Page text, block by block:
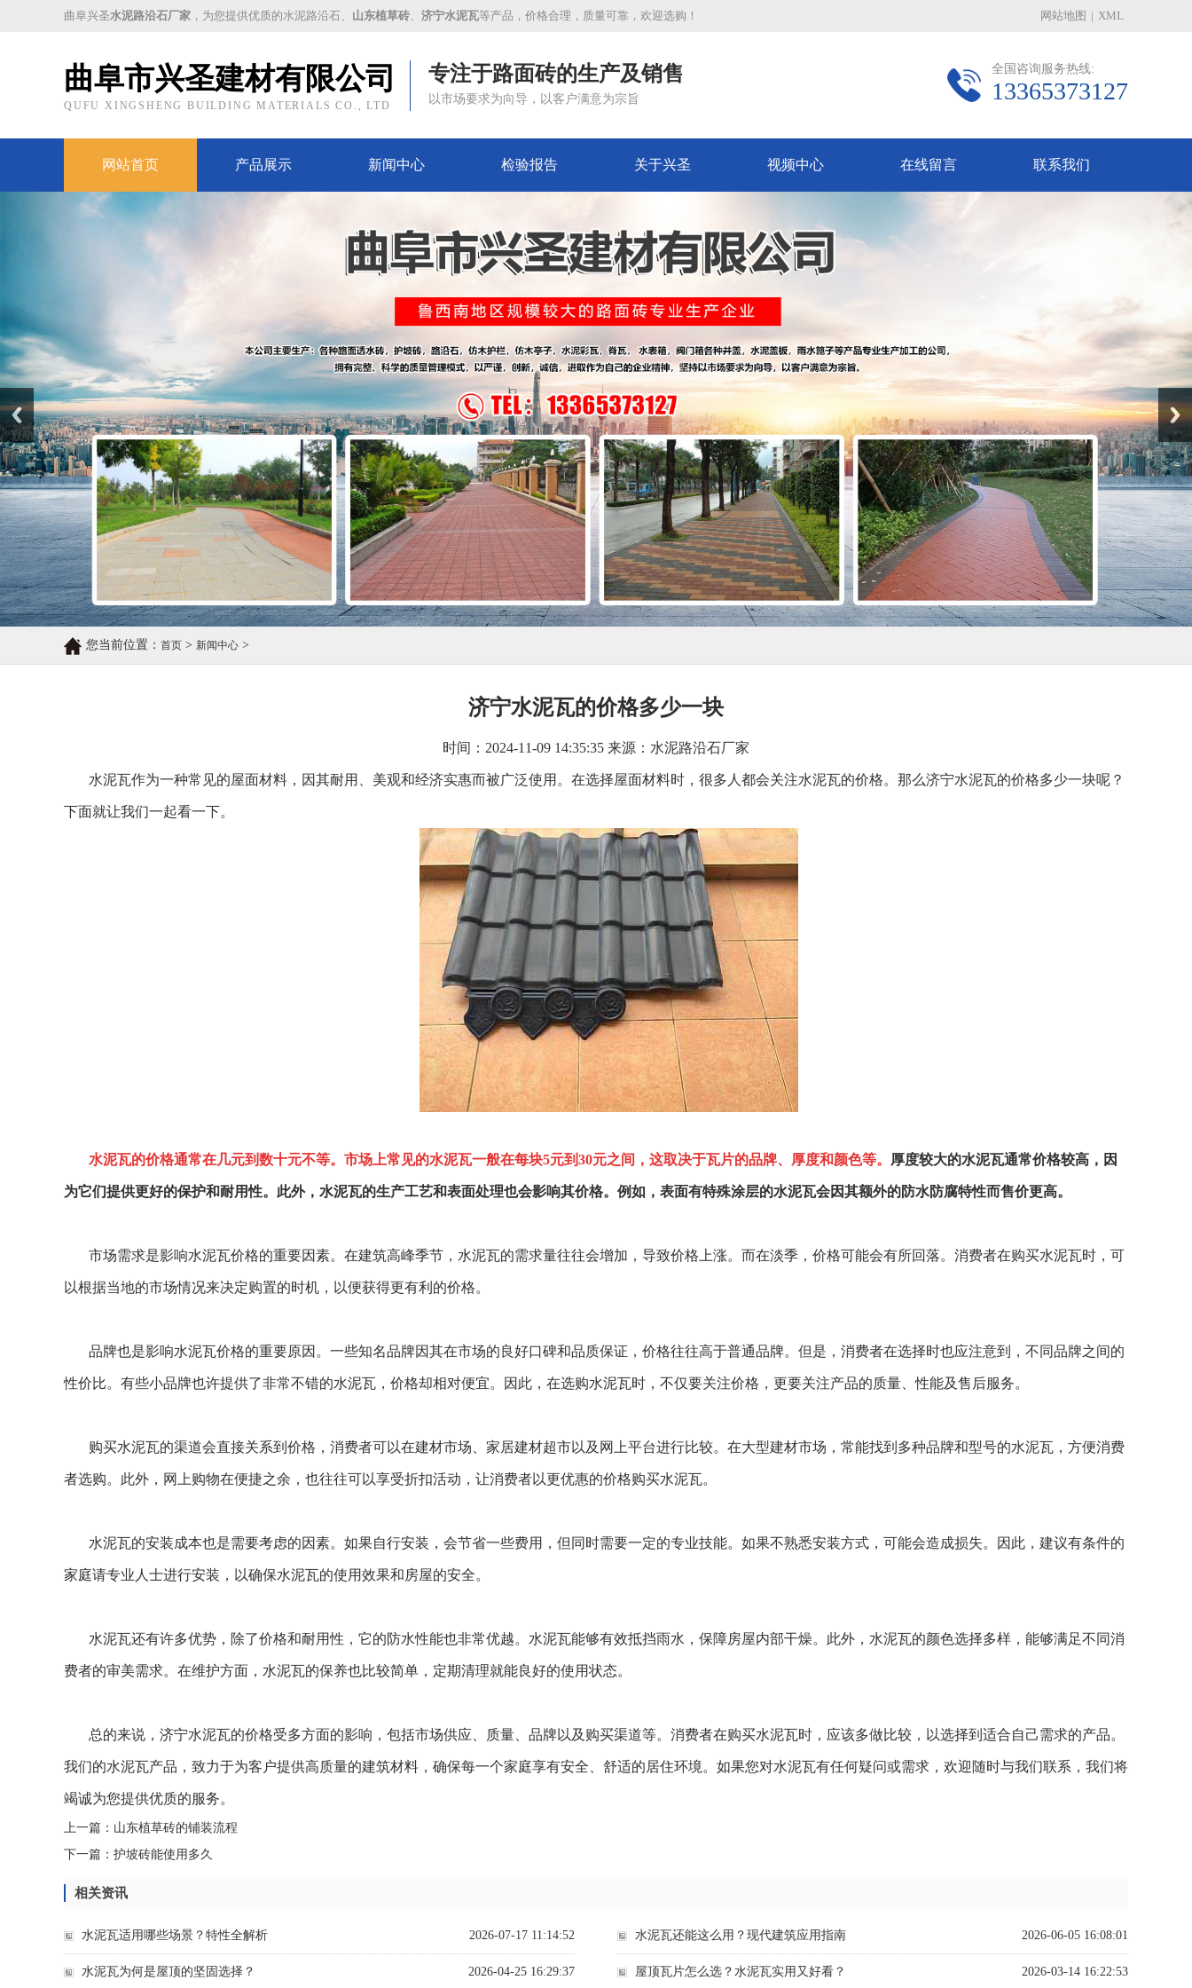
曲阜兴圣水泥路沿石厂家 ，为您提供优质的水泥路沿石、 山东植草砖、 济宁水泥瓦等产品，价格合理，质量可靠，欢迎选购！ 网站地图 | XML
曲阜市兴圣建材有限公司
QUFU XINGSHENG BUILDING MATERIALS CO., LTD
专注于路面砖的生产及销售
以市场要求为向导，以客户满意为宗旨
全国咨询服务热线:
13365373127
网站首页 产品展示 新闻中心 检验报告 关于兴圣 视频中心 在线留言 联系我们
Prev
您当前位置： 首页 > 新闻中心 >
济宁水泥瓦的价格多少一块
时间：2024-11-09 14:35:35 来源：水泥路沿石厂家
水泥瓦作为一种常见的屋面材料，因其耐用、美观和经济实惠而被广泛使用。在选择屋面材料时，很多人都会关注水泥瓦的价格。那么济宁水泥瓦的价格多少一块呢？
下面就让我们一起看一下。
水泥瓦的价格通常在几元到数十元不等。市场上常见的水泥瓦一般在每块5元到30元之间，这取决于瓦片的品牌、厚度和颜色等。 厚度较大的水泥瓦通常价格较高，因
为它们提供更好的保护和耐用性。此外，水泥瓦的生产工艺和表面处理也会影响其价格。例如，表面有特殊涂层的水泥瓦会因其额外的防水防腐特性而售价更高。
市场需求是影响水泥瓦价格的重要因素。在建筑高峰季节，水泥瓦的需求量往往会增加，导致价格上涨。而在淡季，价格可能会有所回落。消费者在购买水泥瓦时，可
以根据当地的市场情况来决定购置的时机，以便获得更有利的价格。
品牌也是影响水泥瓦价格的重要原因。一些知名品牌因其在市场的良好口碑和品质保证，价格往往高于普通品牌。但是，消费者在选择时也应注意到，不同品牌之间的
性价比。有些小品牌也许提供了非常不错的水泥瓦，价格却相对便宜。因此，在选购水泥瓦时，不仅要关注价格，更要关注产品的质量、性能及售后服务。
购买水泥瓦的渠道会直接关系到价格，消费者可以在建材市场、家居建材超市以及网上平台进行比较。在大型建材市场，常能找到多种品牌和型号的水泥瓦，方便消费
者选购。此外，网上购物在便捷之余，也往往可以享受折扣活动，让消费者以更优惠的价格购买水泥瓦。
水泥瓦的安装成本也是需要考虑的因素。如果自行安装，会节省一些费用，但同时需要一定的专业技能。如果不熟悉安装方式，可能会造成损失。因此，建议有条件的
家庭请专业人士进行安装，以确保水泥瓦的使用效果和房屋的安全。
水泥瓦还有许多优势，除了价格和耐用性，它的防水性能也非常优越。水泥瓦能够有效抵挡雨水，保障房屋内部干燥。此外，水泥瓦的颜色选择多样，能够满足不同消
费者的审美需求。在维护方面，水泥瓦的保养也比较简单，定期清理就能良好的使用状态。
总的来说，济宁水泥瓦的价格受多方面的影响，包括市场供应、质量、品牌以及购买渠道等。消费者在购买水泥瓦时，应该多做比较，以选择到适合自己需求的产品。
我们的水泥瓦产品，致力于为客户提供高质量的建筑材料，确保每一个家庭享有安全、舒适的居住环境。如果您对水泥瓦有任何疑问或需求，欢迎随时与我们联系，我们将
竭诚为您提供优质的服务。
上一篇： 山东植草砖的铺装流程
下一篇： 护坡砖能使用多久
相关资讯
2026-07-17 11:14:52
水泥瓦适用哪些场景？特性全解析 2026-06-05 16:08:01
水泥瓦还能这么用？现代建筑应用指南
2026-04-25 16:29:37
水泥瓦为何是屋顶的坚固选择？ 2026-03-14 16:22:53
屋顶瓦片怎么选？水泥瓦实用又好看？